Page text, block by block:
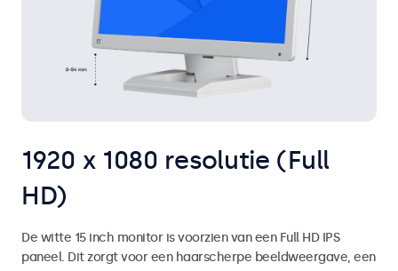
1920 x 1080 resolutie (Full
HD)
De witte 15 inch monitor is voorzien van een Full HD IPS
paneel. Dit zorgt voor een haarscherpe beeldweergave, een